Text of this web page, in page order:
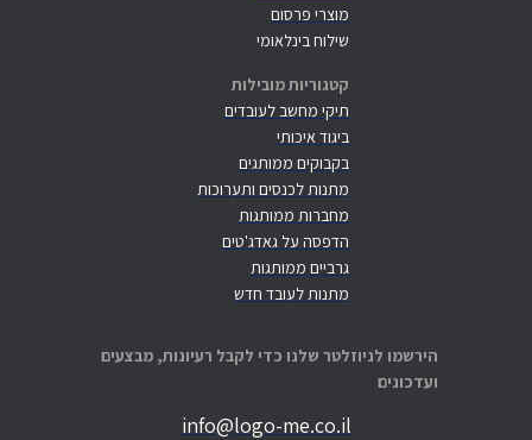
מוצרי פרסום
שילוח בינלאומי
קטגוריות מובילות
תיקי מחשב לעובדים
ביגוד איכותי
בקבוקים ממותגים
מתנות לכנסים ותערוכות
מחברות ממותגות
הדפסה על גאדג'טים
גרביים ממותגות
מתנות לעובד חדש
הירשמו לניוזלטר שלנו כדי לקבל רעיונות, מבצעים
ועדכונים
info@logo-me.co.il